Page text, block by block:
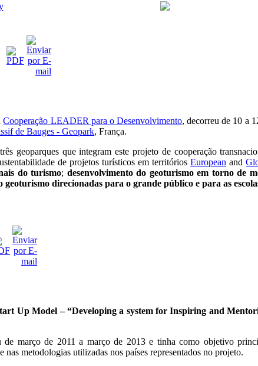
Cooperação LEADER para o Desenvolvimento, decorreu de 10 a
de Bauges - Geopark, França.
geoparques que integram este projeto de cooperação
de projetos turísticos em territóriosEuropean and
do turismo; desenvolvimento do geoturismo em torno de
direcionadas para o grande público e para as
Up Model – “Developing a system for Inspiring and
de março de 2011 a março de 2013 e tinha como objetivo
metodologias utilizadas nos países representados no projeto.